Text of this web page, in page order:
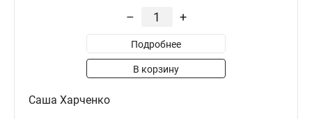
– +
Подробнее
В корзину
Саша Харченко